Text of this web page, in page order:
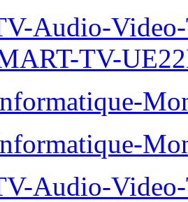
Audio-
TV-
Audio-